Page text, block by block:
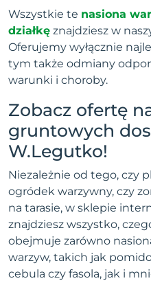
Wszystkie te nasiona
działkę znajdziesz w
Oferujemy wyłącznie
tym także odmiany
warunki i choroby.
Zobacz ofertę
gruntowych
W.Legutko!
Niezależnie od tego, czy
ogródek warzywny, czy
na tarasie, w sklepie
znajdziesz wszystko,
obejmuje zarówno
warzyw, takich jak
cebula czy fasola, jak i